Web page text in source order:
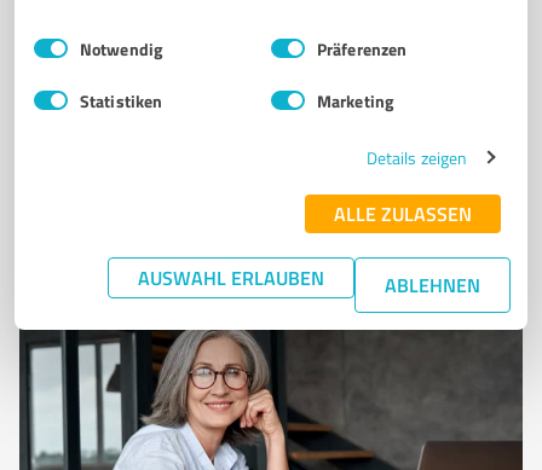
Impressum Datenschutzbestimmungen
Einwilligungsauswahl
Notwendig Präferenzen
Statistiken Marketing
Details zeigen
ALLE ZULASSEN
AUSWAHL ERLAUBEN ABLEHNEN
Grüne 3, 42477 Radevormwald
Tel. +49 17663298635
Marvin.blaschke@arag-partner.de